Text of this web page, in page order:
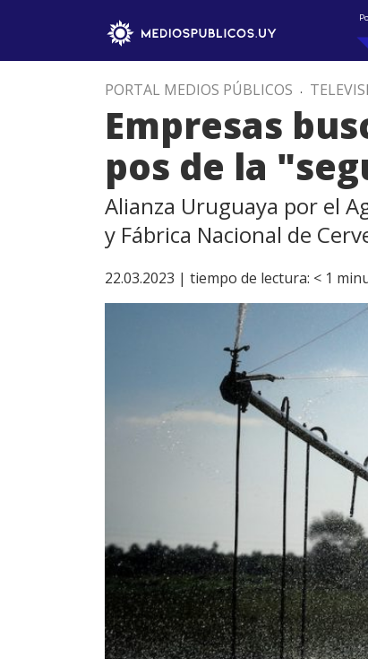
PORTAL MEDIOS PÚBLICOS .
Empresas
pos de la
Alianza Uruguaya por el
y Fábrica Nacional de
22.03.2023 | tiempo de lectura: < 1